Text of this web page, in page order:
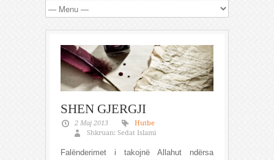
SHEN GJERGJI
2 Maj 2013
Hutbe
Shkruan: Sedat Islami
Falënderimet i takojnë Allahut ndërsa